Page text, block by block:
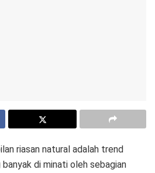
riasan natural adalah trend
di minati oleh sebagian